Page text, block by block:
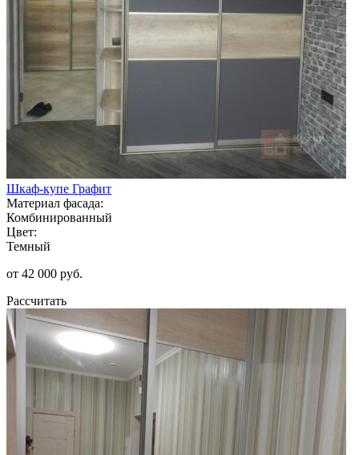
Шкаф-купе Графит
Материал фасада:
Комбинированный
Цвет:
Темный
от 42 000 руб.
Рассчитать